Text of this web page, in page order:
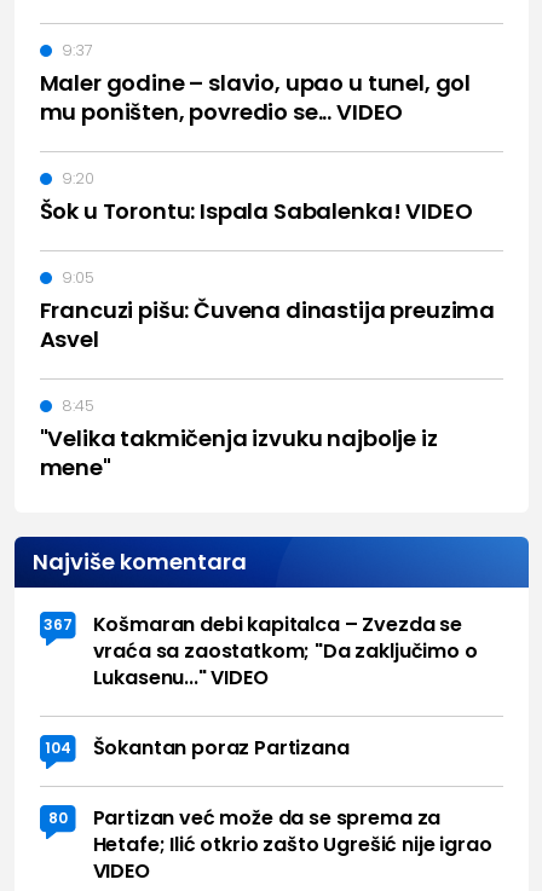
Maler godine – slavio, upao u tunel, gol
mu poništen, povredio se... VIDEO
9:37
Šok u Torontu: Ispala Sabalenka! VIDEO
9:20
Francuzi pišu: Čuvena dinastija preuzima
Asvel
9:05
"Velika takmičenja izvuku najbolje iz
mene"
8:45
Najviše komentara
367
Košmaran debi kapitalca – Zvezda se
vraća sa zaostatkom; "Da zaključimo o
Lukasenu..." VIDEO
104 Šokantan poraz Partizana
80
Partizan već može da se sprema za
Hetafe; Ilić otkrio zašto Ugrešić nije igrao
VIDEO